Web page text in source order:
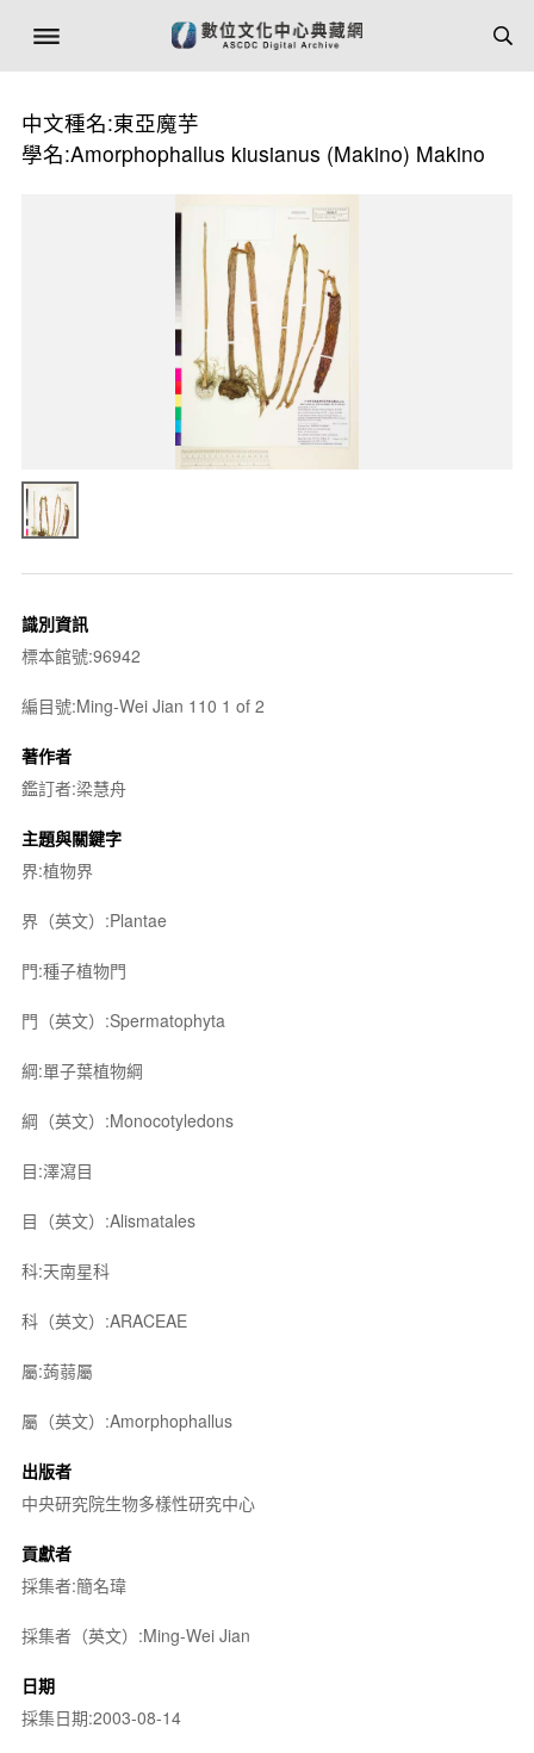
中文種名:東亞魔芋
學名:Amorphophallus kiusianus (Makino) Makino
識別資訊
標本館號:96942
編目號:Ming-Wei Jian 110 1 of 2
著作者
鑑訂者:梁慧舟
主題與關鍵字
界:植物界
界（英文）:Plantae
門:種子植物門
門（英文）:Spermatophyta
綱:單子葉植物綱
綱（英文）:Monocotyledons
目:澤瀉目
目（英文）:Alismatales
科:天南星科
科（英文）:ARACEAE
屬:蒟蒻屬
屬（英文）:Amorphophallus
出版者
中央研究院生物多樣性研究中心
貢獻者
採集者:簡名瑋
採集者（英文）:Ming-Wei Jian
日期
採集日期:2003-08-14